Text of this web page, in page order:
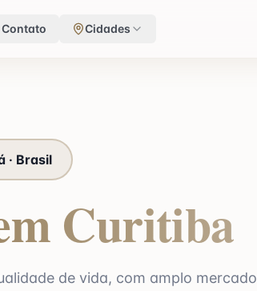
Contato Cidades
· Brasil
Curitiba
de vida, com amplo mercado